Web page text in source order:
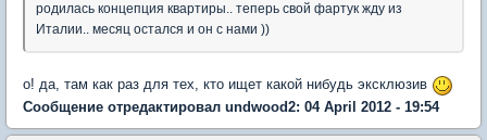
родилась концепция квартиры.. теперь свой фартук жду из
Италии.. месяц остался и он с нами ))
о! да, там как раз для тех, кто ищет какой нибудь эксклюзив
Сообщение отредактировал undwood2: 04 April 2012 - 19:54